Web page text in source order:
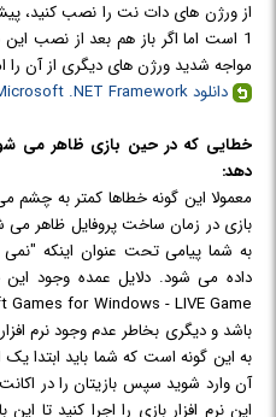
1 است اما اگر باز هم بعد از نصب
مواجه شدید ورژن های دیگری از آن را
دانلود Microsoft .NET Framework
دهد:
معمولا این گونه خطاها کمتر به چشم
بازی در زمان ساخت پروفایل ظاهر می
به شما پیامی تحت عنوان اینکه "نمی
داده می شود. دلایل عمده وجود این
به این گونه است که شما باید ابتدا یک
این نرم افزار بازی را اجرا کنید تا